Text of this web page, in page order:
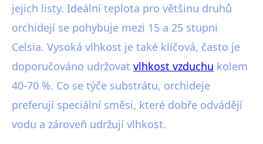
jejich listy. Ideální teplota pro většinu druhů
orchidejí se pohybuje mezi 15 a 25 stupni
Celsia. Vysoká vlhkost je také klíčová, často je
doporučováno udržovat vlhkost vzduchu kolem
40-70 %. Co se týče substrátu, orchideje
preferují speciální směsi, které dobře odvádějí
vodu a zároveň udržují vlhkost.